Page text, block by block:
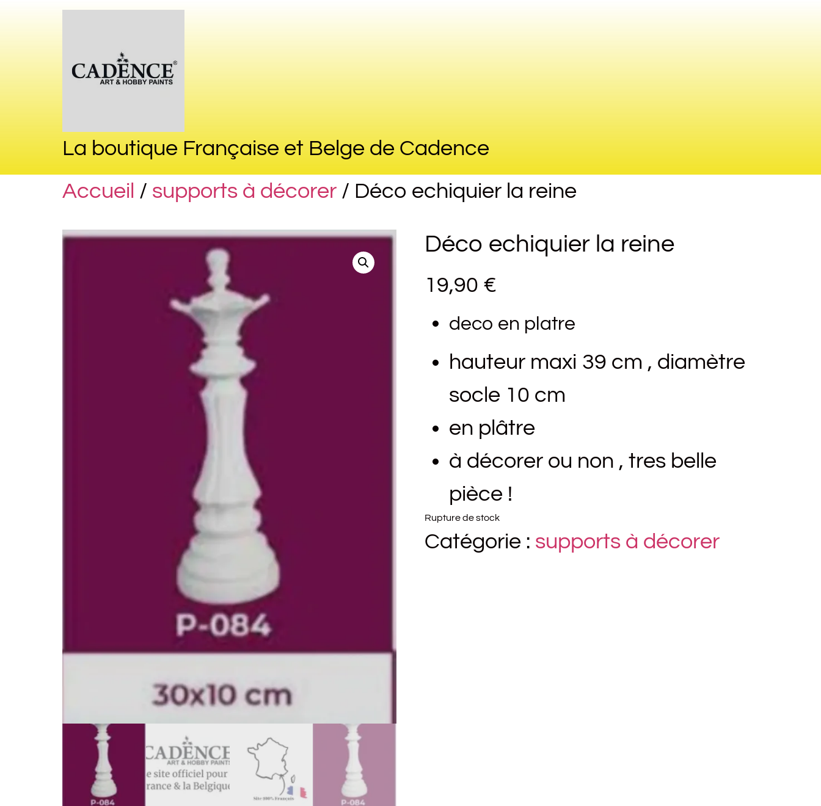
La boutique Française et Belge de Cadence
Accueil / supports à décorer / Déco echiquier la reine
Déco echiquier la reine
19,90 €
deco en platre
hauteur maxi 39 cm , diamètre
socle 10 cm
en plâtre
à décorer ou non , tres belle
pièce !
Rupture de stock
Catégorie : supports à décorer